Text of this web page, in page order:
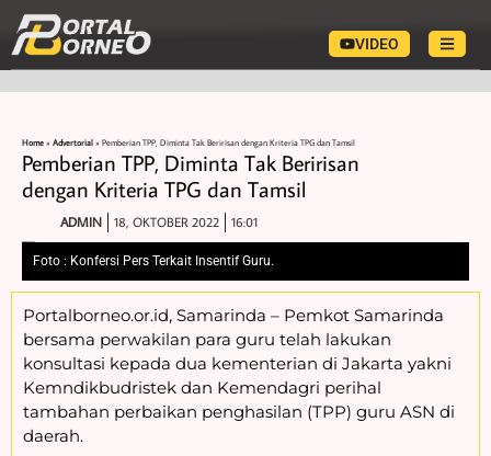
VIDEO
Home » Advertorial » Pemberian TPP, Diminta Tak Beririsan dengan Kriteria TPG dan Tamsil
Pemberian TPP, Diminta Tak Beririsan
dengan Kriteria TPG dan Tamsil
ADMIN 18, OKTOBER 2022 16:01
Foto : Konfersi Pers Terkait Insentif Guru.
Portalborneo.or.id, Samarinda – Pemkot Samarinda
bersama perwakilan para guru telah lakukan
konsultasi kepada dua kementerian di Jakarta yakni
Kemndikbudristek dan Kemendagri perihal
tambahan perbaikan penghasilan (TPP) guru ASN di
daerah.